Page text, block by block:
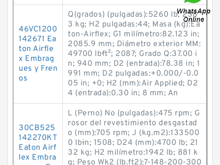
46VC1200
142671 Ea
ton Airfle
x Embrag
ues y Fren
os
Q(grados) (pulgadas):5260 lb; 238
3 kg; H2 pulgadas:44; Masa (kg):Ea
ton-Airflex; G1 milímetro:82.123 in;
2085.9 mm; Diámetro exterior MM:
49700 lb·ft²; 2087; Grado Q:37.00 i
n; 940 mm; D2 (entrada):78.38 in; 1
991 mm; D2 pulgadas:+0.000/-0.0
05 in; +0; H2 (mm):Air Applied; D2
4 (entrada):0.30 in; 8 mm; An
30CB525
142270KT
Eaton Airf
lex Embra
L (Perno) No (pulgadas):475 rpm; G
rosor del revestimiento desgastad
o (mm):705 rpm; J (kg.m2):133500
0 lb·in; 1508; D24 (mm):4700 lb; 21
32 kg; H2 milímetro:1942 lb; 881 k
g; Peso Wk2 (lb.ft2):7-148-200-300